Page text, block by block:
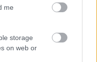
me
storage
on web or